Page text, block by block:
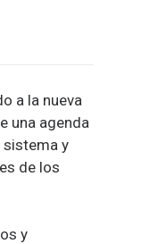
a la nueva
una agenda
y
de los
y